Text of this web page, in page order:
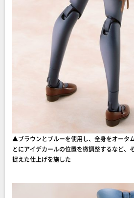
▲ブラウンとブルーを使用し、全身をオータ
とにアイデカールの位置を微調整するなど、
捉えた仕上げを施した